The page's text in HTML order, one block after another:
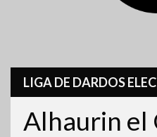
LIGA DE DARDOS
Alhaurin el